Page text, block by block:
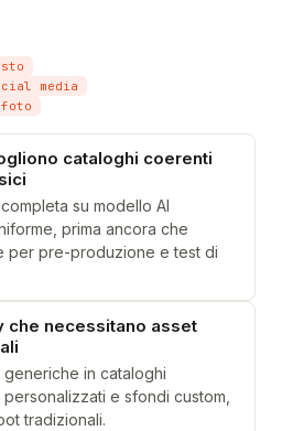
media
cataloghi coerenti
su modello AI
prima ancora che
per pre-produzione e test di
che necessitano asset
in cataloghi
e sfondi custom,
tradizionali.